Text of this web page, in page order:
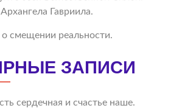
Гавриила.
смещении реальности.
ЗАПИСИ
сердечная и счастье наше.